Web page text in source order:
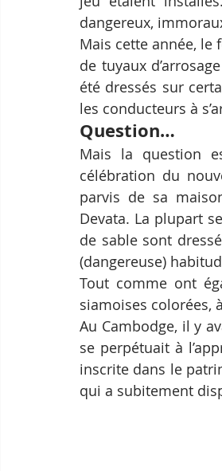
dangereux,
Mais cette année, le
de tuyaux
été dressés sur
les conducteurs à
Question…
Mais la question
célébration du
parvis de sa
Devata. La plupart
de sable sont
(dangereuse)
Tout comme ont
siamoises colorées,
Au Cambodge, il y
se perpétuait à
inscrite dans le
qui a subitement